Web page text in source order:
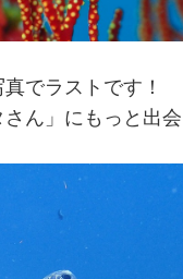
でラストです！
ん」にもっと出